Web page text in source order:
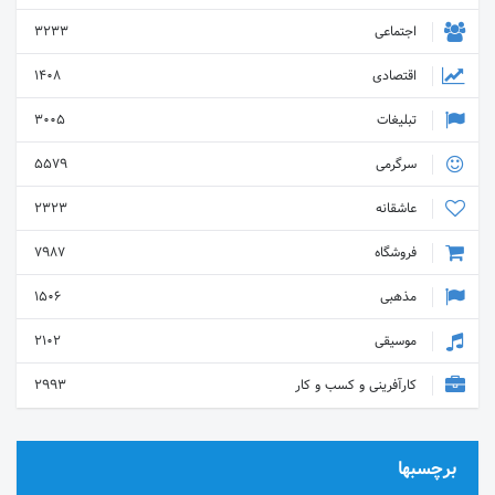
اجتماعی
3233
اقتصادی
1408
تبلیغات
3005
سرگرمی
5579
عاشقانه
2323
فروشگاه
7987
مذهبی
1506
موسیقی
2102
کارآفرینی و کسب و کار
2993
برچسبها